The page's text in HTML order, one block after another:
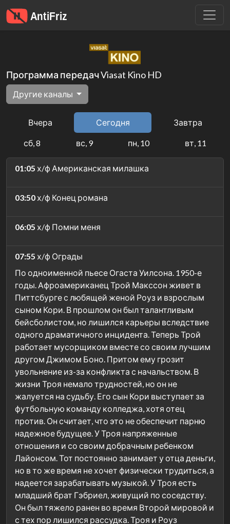
Программа передач Viasat Kino HD
Другие каналы
Вчера Сегодня Завтра
сб, 8 вс, 9 пн, 10 вт, 11
01:05 х/ф Американская милашка
03:50 х/ф Конец романа
06:05 х/ф Помни меня
07:55 х/ф Ограды
По одноименной пьесе Огаста Уилсона. 1950-е
годы. Афроамериканец Трой Макссон живет в
Питтсбурге с любящей женой Роуз и взрослым
сыном Кори. В прошлом он был талантливым
бейсболистом, но лишился карьеры вследствие
одного драматичного инцидента. Теперь Трой
работает мусорщиком вместе со своим лучшим
другом Джимом Боно. Притом ему грозит
увольнение из-за конфликта с начальством. В
жизни Троя немало трудностей, но он не
жалуется на судьбу. Его сын Кори выступает за
футбольную команду колледжа, хотя отец
против. Он считает, что это не обеспечит парню
надежное будущее. У Троя напряженные
отношения и со своим добрачным ребенком
Лайонсом. Тот постоянно занимает у отца деньги,
но в то же время не хочет физически трудиться, а
надеется зарабатывать музыкой. У Троя есть
младший брат Гэбриел, живущий по соседству.
Он был тяжело ранен во время Второй мировой и
с тех пор лишился рассудка. Троя и Роуз